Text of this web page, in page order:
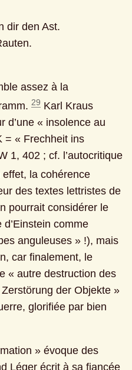
dir den Ast.
assez à la
29 Karl Kraus
d’une « insolence au
= « Frechheit ins
1, 402 ; cf. l’autocritique
effet, la cohérence
des textes lettristes de
pourrait considérer le
comme
anguleuses » !), mais
car finalement, le
« autre destruction des
der Objekte »
glorifiée par bien
» évoque des
Léger écrit à sa fiancée